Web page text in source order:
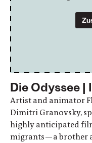
Die Odyssee |
Artist and animator
Dimitri Granovsky,
highly anticipated
migrants—a brother